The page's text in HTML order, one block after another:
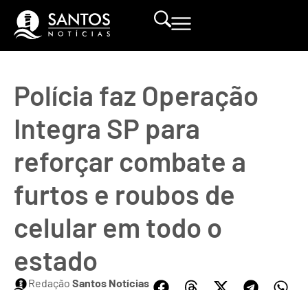
Polícia faz Operação
Integra SP para
reforçar combate a
furtos e roubos de
celular em todo o
estado
Redação Santos Notícias